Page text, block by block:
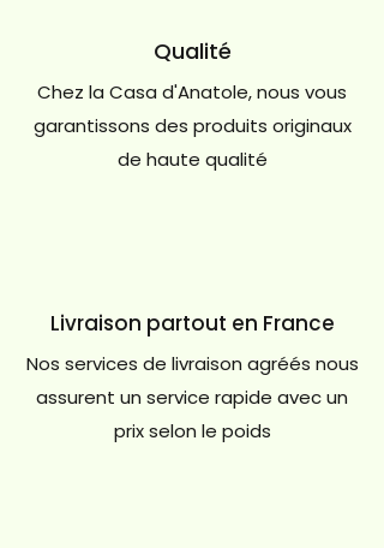
Qualité
Chez la Casa d'Anatole, nous vous
garantissons des produits originaux
de haute qualité
Livraison partout en France
Nos services de livraison agréés nous
assurent un service rapide avec un
prix selon le poids